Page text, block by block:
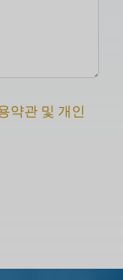
약관 및 개인